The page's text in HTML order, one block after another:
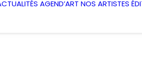
AGEND’ART NOS ARTISTES